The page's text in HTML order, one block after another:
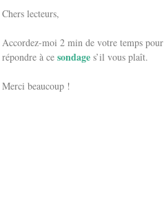
Chers lecteurs,
Accordez-moi 2 min de votre temps pour
répondre à cesondages’il vous plaît.
Merci beaucoup !